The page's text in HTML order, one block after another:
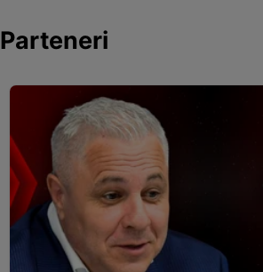
Parteneri